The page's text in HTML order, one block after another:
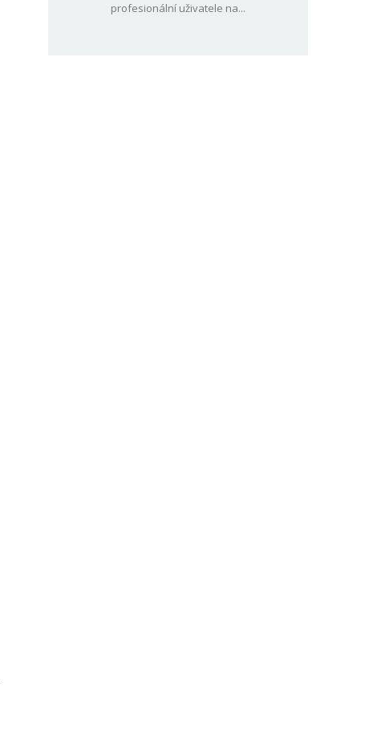
profesionální uživatele na...